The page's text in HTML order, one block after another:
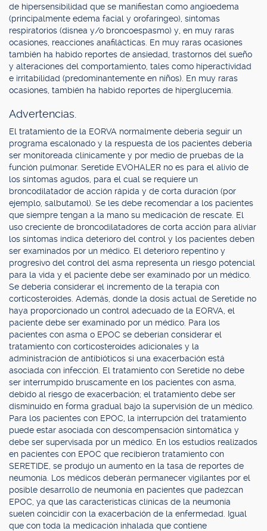
de hipersensibilidad que se manifiestan como angioedema
(principalmente edema facial y orofaríngeo), síntomas
respiratorios (disnea y/o broncoespasmo) y, en muy raras
ocasiones, reacciones anafilácticas. En muy raras ocasiones
también ha habido reportes de ansiedad, trastornos del sueño
y alteraciones del comportamiento, tales como hiperactividad
e irritabilidad (predominantemente en niños). En muy raras
ocasiones, también ha habido reportes de hiperglucemia.
Advertencias.
El tratamiento de la EORVA normalmente debería seguir un
programa escalonado y la respuesta de los pacientes debería
ser monitoreada clínicamente y por medio de pruebas de la
función pulmonar. Seretide EVOHALER no es para el alivio de
los síntomas agudos, para el cual se requiere un
broncodilatador de acción rápida y de corta duración (por
ejemplo, salbutamol). Se les debe recomendar a los pacientes
que siempre tengan a la mano su medicación de rescate. El
uso creciente de broncodilatadores de corta acción para aliviar
los síntomas indica deterioro del control y los pacientes deben
ser examinados por un médico. El deterioro repentino y
progresivo del control del asma representa un riesgo potencial
para la vida y el paciente debe ser examinado por un médico.
Se debería considerar el incremento de la terapia con
corticosteroides. Además, donde la dosis actual de Seretide no
haya proporcionado un control adecuado de la EORVA, el
paciente debe ser examinado por un médico. Para los
pacientes con asma o EPOC se deberían considerar el
tratamiento con corticosteroides adicionales y la
administración de antibióticos si una exacerbación está
asociada con infección. El tratamiento con Seretide no debe
ser interrumpido bruscamente en los pacientes con asma,
debido al riesgo de exacerbación; el tratamiento debe ser
disminuido en forma gradual bajo la supervisión de un médico.
Para los pacientes con EPOC, la interrupción del tratamiento
puede estar asociada con descompensación sintomática y
debe ser supervisada por un médico. En los estudios realizados
en pacientes con EPOC que recibieron tratamiento con
SERETIDE, se produjo un aumento en la tasa de reportes de
neumonía. Los médicos deberán permanecer vigilantes por el
posible desarrollo de neumonía en pacientes que padezcan
EPOC, ya que las características clínicas de la neumonía
suelen coincidir con la exacerbación de la enfermedad. Igual
que con toda la medicación inhalada que contiene